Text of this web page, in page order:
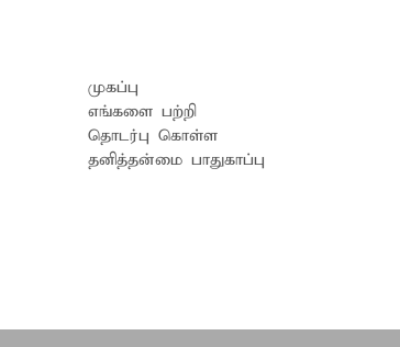
முகப்பு
எங்களை பற்றி
தொடர்பு கொள்ள
தனித்தன்மை பாதுகாப்பு